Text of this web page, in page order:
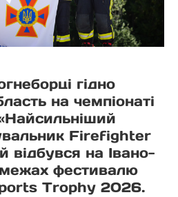
гідно
на чемпіонаті
Firefighter
відбувся на Івано-
фестивалю
Trophy 2026.